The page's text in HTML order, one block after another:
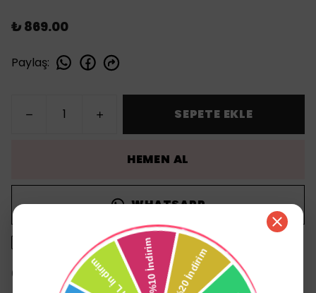
₺ 869.00
Paylaş:
SEPETE EKLE
HEMEN AL
WHATSAPP
1500 TL üzeri ücretsiz kargo
14 gün içinde iade değişim